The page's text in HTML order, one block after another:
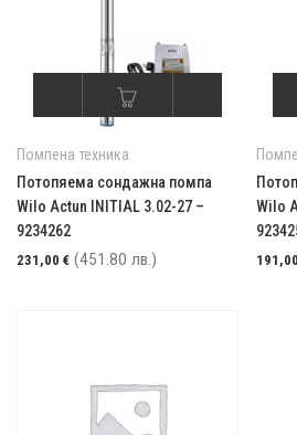
Помпена техника
Потопяема сондажна помпа
Wilo Actun INITIAL 3.02-27 –
9234262
231,00 € (451.80 лв.)
Wilo